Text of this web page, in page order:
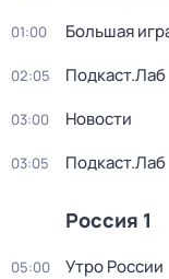
01:00 Большая
02:05 Подкаст.Лаб
03:00 Новости
03:05 Подкаст.Лаб
Россия 1
05:00 Утро России